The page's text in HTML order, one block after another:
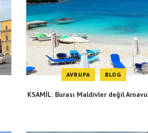
AVRUPA BLOG
KSAMİL: Burası Maldivler değil